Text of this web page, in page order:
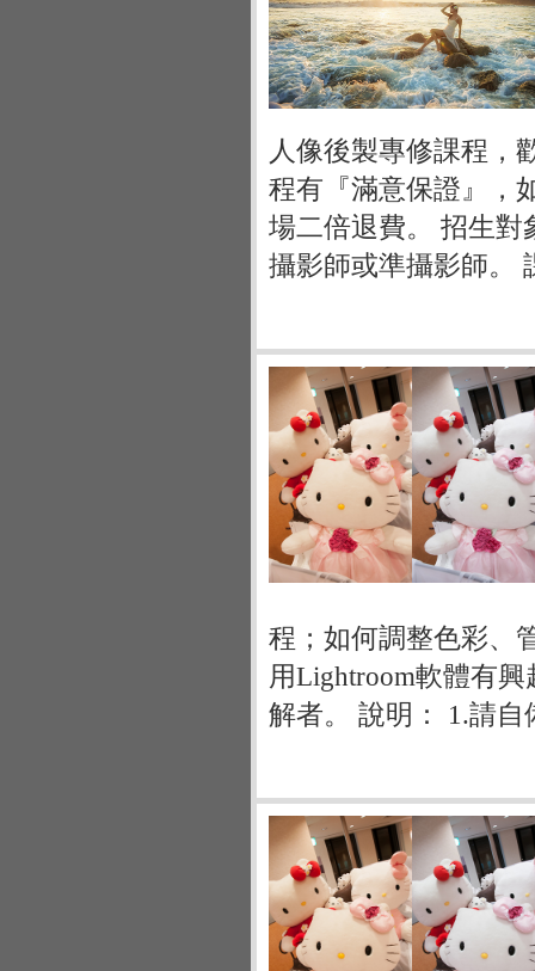
人像後製專修課程，
程有『滿意保證』，
場二倍退費。 招生對
攝影師或準攝影師。
程；如何調整色彩、
用Lightroom軟體有
解者。 說明： 1.請